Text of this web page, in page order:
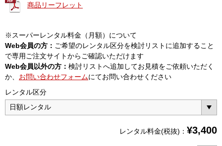
商品リーフレット
※スーパーレンタル料金（月額）について
Web会員の方： ご希望のレンタル区分を検討リストに追加すること
で専用ご注文サイトからご確認いただけます
Web会員以外の方： 検討リストへ追加してお見積をご依頼いただく
か、 お問い合わせフォームにてお問い合わせください
レンタル区分
レンタル料金(税抜)： ¥3,400